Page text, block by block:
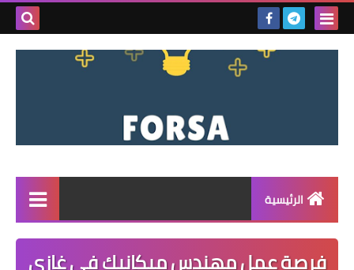
بحث
الرئيسية
القائمة
فرصة عمل مهندس ميكانيك في غازي